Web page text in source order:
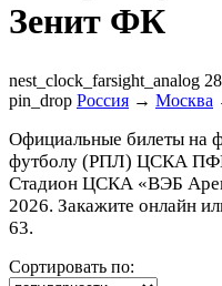
Зенит ФК
nest_clock_farsight_analog
pin_drop Россия → Москва
Официальные билеты на
футболу (РПЛ) ЦСКА
Стадион ЦСКА «ВЭБ
2026. Закажите онлайн
63.
Сортировать по: